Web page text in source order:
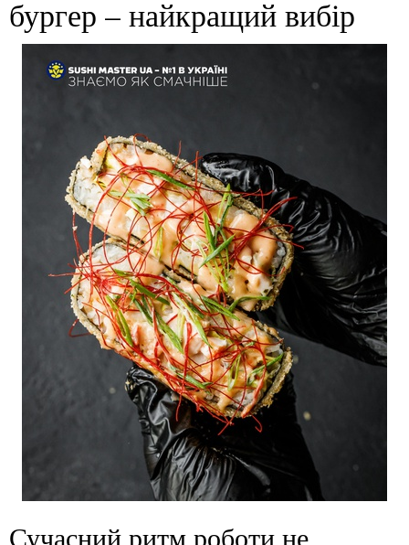
бургер – найкращий вибір
Сучасний ритм роботи не